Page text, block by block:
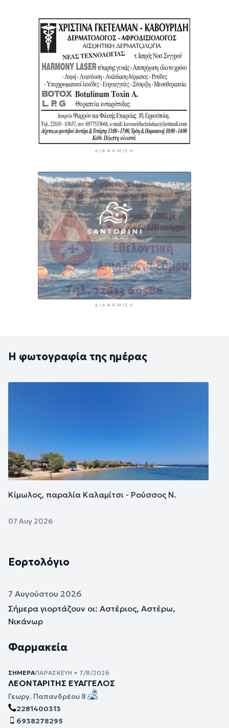
ΔΙΑΦΉΜΙΣΗ
ΔΙΑΦΉΜΙΣΗ
Η φωτογραφία της ημέρας
Κίμωλος, παραλία Καλαμίτσι - Ρούσσος Ν.
07 Αυγ 2026
Εορτολόγιο
7 Αυγούστου 2026
Σήμερα γιορτάζουν οι: Αστέριος, Αστέρω,
Νικάνωρ
Φαρμακεία
ΣΉΜΕΡΑΠΑΡΑΣΚΕΥΉ • 7/8/2026
ΛΕΟΝΤΑΡΙΤΗΣ ΕΥΑΓΓΕΛΟΣ
Γεωργ. Παπανδρέου 8
2281400313
6938278295